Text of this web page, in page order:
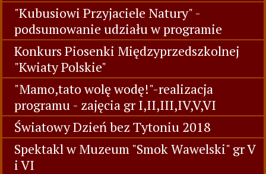
"Kubusiowi Przyjaciele Natury" -
podsumowanie udziału w programie
Konkurs Piosenki Międzyprzedszkolnej
"Kwiaty Polskie"
"Mamo,tato wolę wodę!"-realizacja
programu - zajęcia gr I,II,III,IV,V,VI
Światowy Dzień bez Tytoniu 2018
Spektakl w Muzeum "Smok Wawelski" gr V
i VI